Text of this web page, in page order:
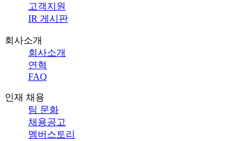
고객지원
IR 게시판
회사소개
회사소개
연혁
FAQ
인재 채용
팀 문화
채용공고
멤버스토리